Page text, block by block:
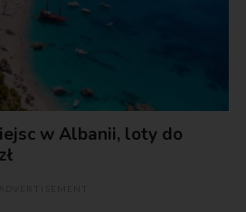
w Albanii, loty do